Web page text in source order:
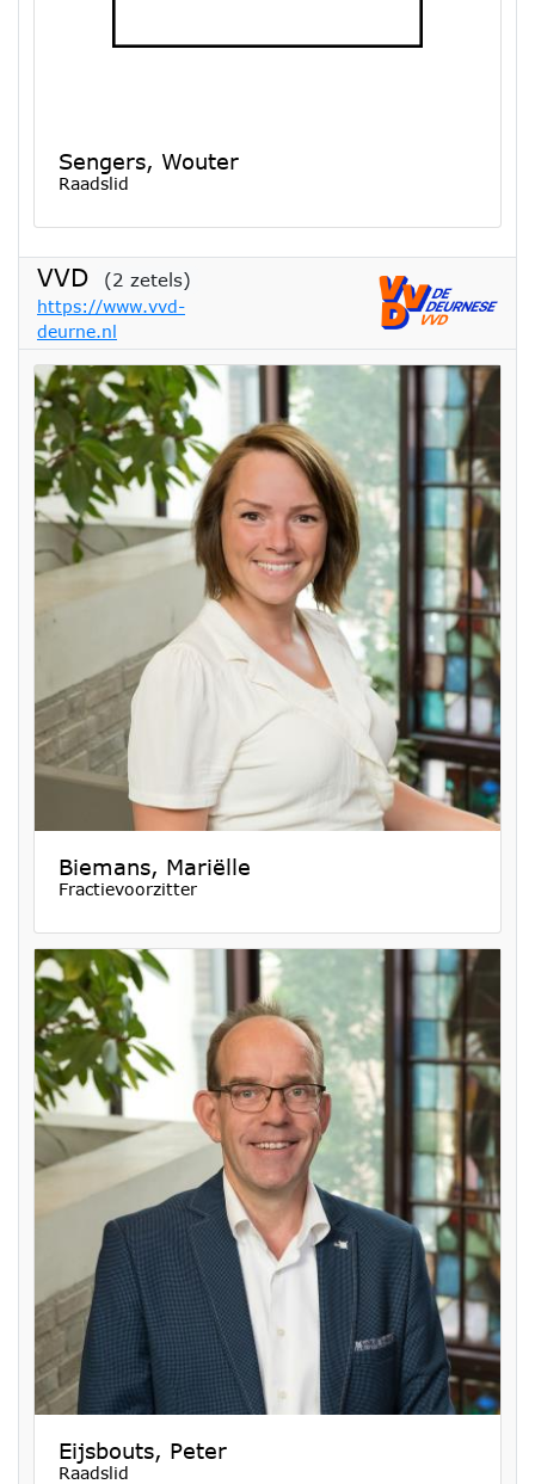
Sengers, Wouter
Raadslid
VVD (2 zetels)
https://www.vvd-
deurne.nl
Biemans, Mariëlle
Fractievoorzitter
Eijsbouts, Peter
Raadslid